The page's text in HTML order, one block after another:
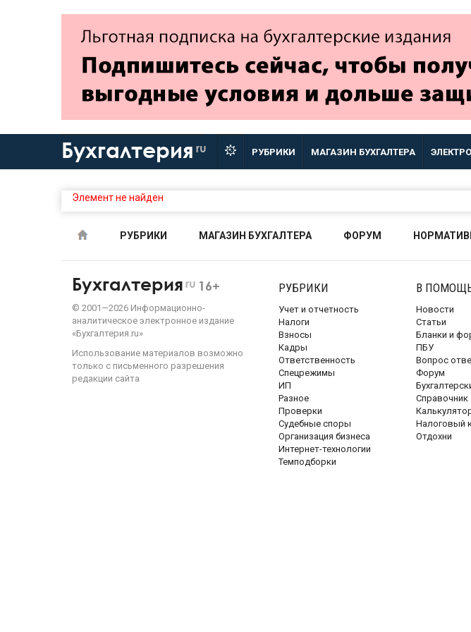
Бухгалтерия ru РУБРИКИ МАГАЗИН БУХГАЛТЕРА
Элемент не найден
РУБРИКИ МАГАЗИН БУХГАЛТЕРА ФОРУМ
Бухгалтерия ru 16+
© 2001—2026 Информационно-
аналитическое электронное издание
«Бухгалтерия.ru»
Использование материалов возможно
только с письменного разрешения
редакции сайта
РУБРИКИ
Учет и отчетность
Налоги
Взносы
Кадры
Ответственность
Спецрежимы
ИП
Разное
Проверки
Судебные споры
Организация бизнеса
Интернет-технологии
Темподборки
В
Новости
Статьи
Бланки и
ПБУ
Вопрос
Форум
Справочник
Налоговый
Отдохни